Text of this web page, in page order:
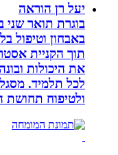
יעל רן הוראה
בוגרת תואר שני
באבחון וטיפול
תוך הקניית
את היכולות ובונה
לכל תלמיד. מסגלת
ולטיפוח תחושת